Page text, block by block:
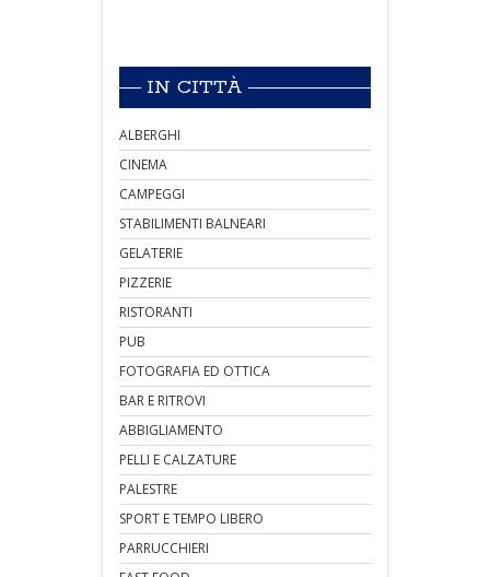
IN CITTÀ
ALBERGHI
CINEMA
CAMPEGGI
STABILIMENTI BALNEARI
GELATERIE
PIZZERIE
RISTORANTI
PUB
FOTOGRAFIA ED OTTICA
BAR E RITROVI
ABBIGLIAMENTO
PELLI E CALZATURE
PALESTRE
SPORT E TEMPO LIBERO
PARRUCCHIERI